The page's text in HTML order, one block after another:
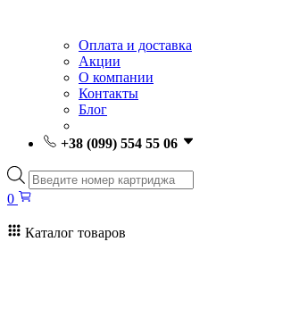
Оплата и доставка
Акции
О компании
Контакты
Блог
+38 (099) 554 55 06
Поиск
товаров
0
Каталог товаров